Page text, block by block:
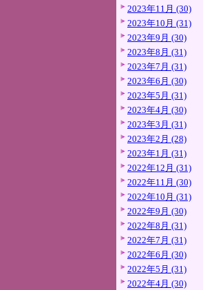
2023年11月 (30)
2023年10月 (31)
2023年9月 (30)
2023年8月 (31)
2023年7月 (31)
2023年6月 (30)
2023年5月 (31)
2023年4月 (30)
2023年3月 (31)
2023年2月 (28)
2023年1月 (31)
2022年12月 (31)
2022年11月 (30)
2022年10月 (31)
2022年9月 (30)
2022年8月 (31)
2022年7月 (31)
2022年6月 (30)
2022年5月 (31)
2022年4月 (30)